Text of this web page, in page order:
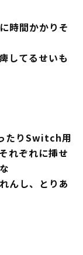
時間かかりそ
してるせいも
たりSwitch用
れぞれに挿せ
んし、とりあ